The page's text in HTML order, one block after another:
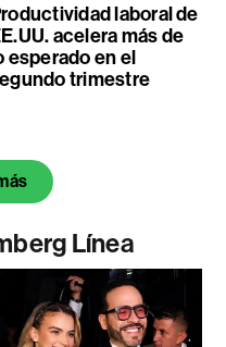
laboral de
acelera más de
esperado en el
trimestre
Línea